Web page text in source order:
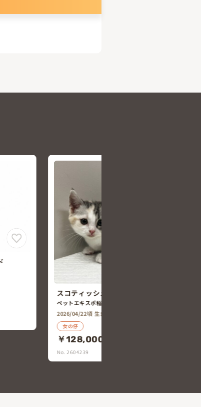
スコティッシュ・フォールド
2026/04/22頃 生まれ
女の仔
￥228,000
No. 2604238